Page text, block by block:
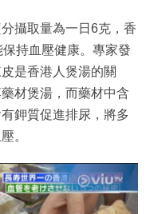
攝取量為一日6克，香
持血壓健康。專家發
是香港人煲湯的關
材煲湯，而藥材中含
鉀質促進排尿，將多
。